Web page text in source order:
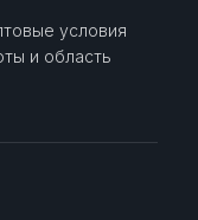
условия
и область